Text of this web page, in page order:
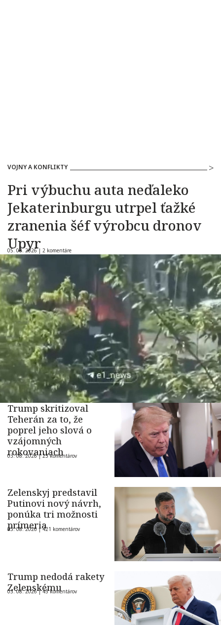
VOJNY A KONFLIKTY
Pri výbuchu auta neďaleko
Jekaterinburgu utrpel ťažké
zranenia šéf výrobcu dronov
Upyr
05. 08. 2026 | 2 komentáre
Trump skritizoval
Teherán za to, že
poprel jeho slová o
vzájomných
rokovaniach
03. 08. 2026 |23 komentárov
Zelenskyj predstavil
Putinovi nový návrh,
ponúka tri možnosti
prímeria
03. 08. 2026 |421 komentárov
Trump nedodá rakety
Zelenskému
03. 08. 2026 |45 komentárov